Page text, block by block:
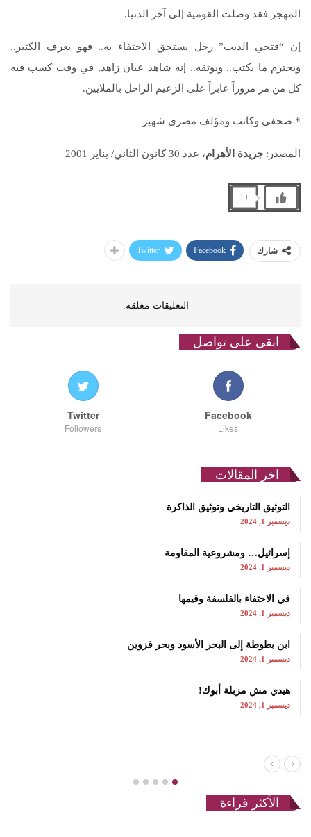
المهجر فقد وصلت القومية إلى آخر الدنيا‏.‏
إن “فتحي الديب” رجل يستحق الاحتفاء به‏..‏ فهو يعرف الكثير‏..‏
ويحترم ما يكتب‏..‏ ويوثقه‏..‏ إنه شاهد عيان زاهد‏,‏ في وقت كسب فيه
كل من مر مروراً عابراً على الزعيم الراحل بالملايين‏.‏
* صحفي وكاتب ومؤلف مصري شهير
المصدر: جريدة الأهرام، عدد 30 كانون الثاني/ يناير 2001
+1
شارك Facebook
Twitter
التعليقات مغلقة.
ابقى على تواصل
Facebook
Likes
Twitter
Followers
اخر المقالات
التوثيق التاريخي وتوثيق الذاكرة
ديسمبر 1, 2024
إسرائيل… ومشروعية المقاومة
ديسمبر 1, 2024
في الاحتفاء بالفلسفة وقيمها
ديسمبر 1, 2024
ابن بطوطة إلى البحر الأسود وبحر قزوين
ديسمبر 1, 2024
هيدي مش مزبلة أبوك!
ديسمبر 1, 2024
الأكثر قراءة